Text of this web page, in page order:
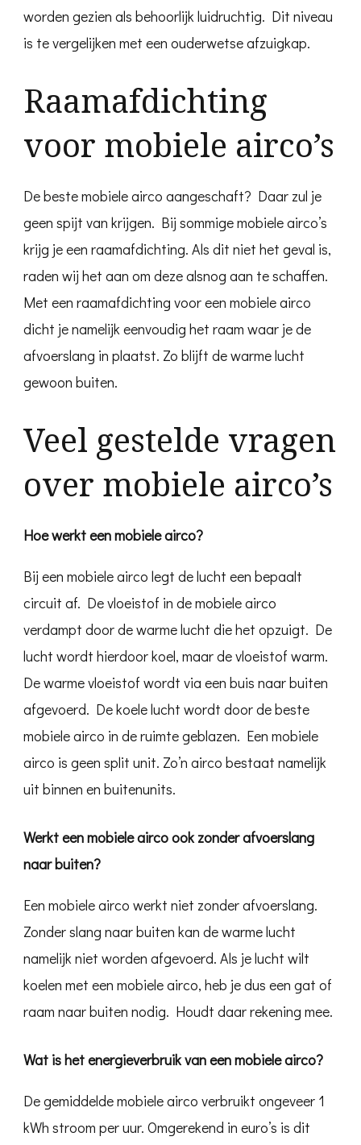
worden gezien als behoorlijk luidruchtig. Dit niveau
is te vergelijken met een ouderwetse afzuigkap.
Raamafdichting
voor mobiele airco’s
De beste mobiele airco aangeschaft? Daar zul je
geen spijt van krijgen. Bij sommige mobiele airco’s
krijg je een raamafdichting. Als dit niet het geval is,
raden wij het aan om deze alsnog aan te schaffen.
Met een raamafdichting voor een mobiele airco
dicht je namelijk eenvoudig het raam waar je de
afvoerslang in plaatst. Zo blijft de warme lucht
gewoon buiten.
Veel gestelde vragen
over mobiele airco’s
Hoe werkt een mobiele airco?
Bij een mobiele airco legt de lucht een bepaalt
circuit af. De vloeistof in de mobiele airco
verdampt door de warme lucht die het opzuigt. De
lucht wordt hierdoor koel, maar de vloeistof warm.
De warme vloeistof wordt via een buis naar buiten
afgevoerd. De koele lucht wordt door de beste
mobiele airco in de ruimte geblazen. Een mobiele
airco is geen split unit. Zo’n airco bestaat namelijk
uit binnen en buitenunits.
Werkt een mobiele airco ook zonder afvoerslang
naar buiten?
Een mobiele airco werkt niet zonder afvoerslang.
Zonder slang naar buiten kan de warme lucht
namelijk niet worden afgevoerd. Als je lucht wilt
koelen met een mobiele airco, heb je dus een gat of
raam naar buiten nodig. Houdt daar rekening mee.
Wat is het energieverbruik van een mobiele airco?
De gemiddelde mobiele airco verbruikt ongeveer 1
kWh stroom per uur. Omgerekend in euro’s is dit